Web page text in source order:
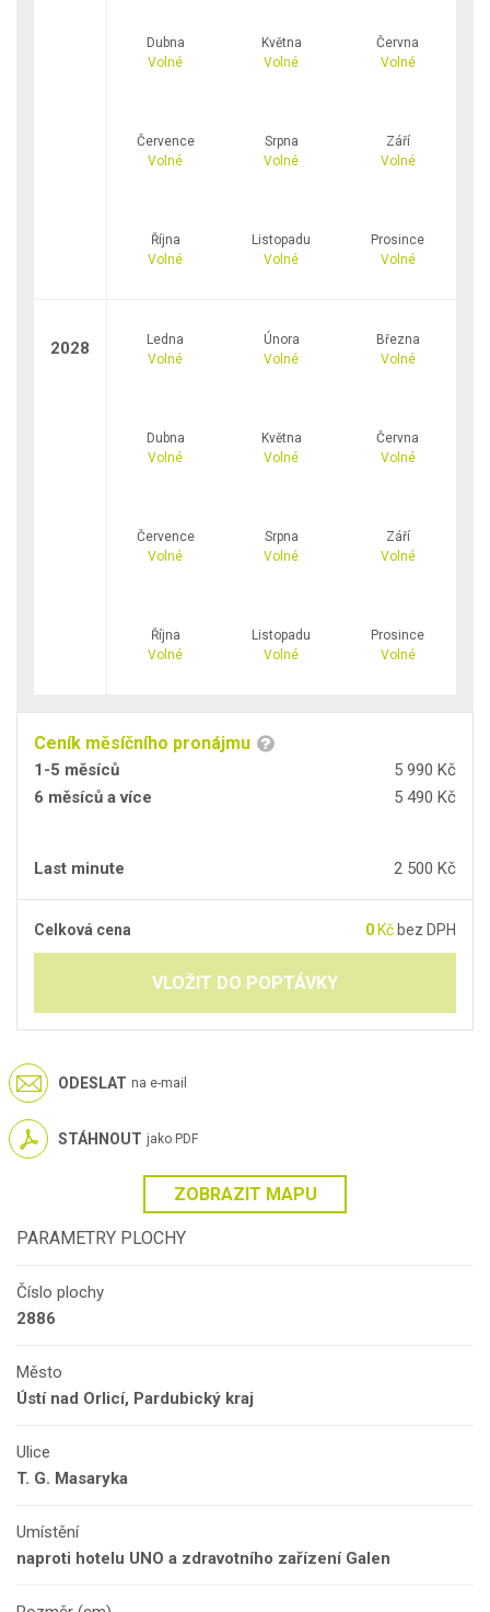
Dubna
Volné
Května
Volné
Června
Volné
Července
Volné
Srpna
Volné
Září
Volné
Října
Volné
Listopadu
Volné
Prosince
Volné
2028
Ledna
Volné
Února
Volné
Března
Volné
Dubna
Volné
Května
Volné
Června
Volné
Července
Volné
Srpna
Volné
Září
Volné
Října
Volné
Listopadu
Volné
Prosince
Volné
Ceník měsíčního pronájmu
1-5 měsíců
5 990 Kč
6 měsíců a více
5 490 Kč
Last minute 2 500 Kč
Celková cena 0 Kč bez DPH
VLOŽIT DO POPTÁVKY
ODESLAT na e-mail
STÁHNOUT jako PDF
ZOBRAZIT MAPU
PARAMETRY PLOCHY
Číslo plochy
2886
Město
Ústí nad Orlicí, Pardubický kraj
Ulice
T. G. Masaryka
Umístění
naproti hotelu UNO a zdravotního zařízení Galen